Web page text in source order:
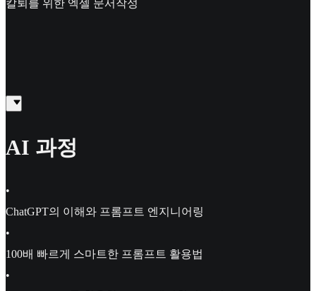
칼퇴를 위한 엑셀 문서작성
AI 과정
•
ChatGPT의 이해와 프롬프트 엔지니어링
•
100배 빠르게 스마트한 프롬프트 활용법
•